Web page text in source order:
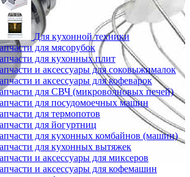
Для кухонной техники
для мясорубок
для кухонных плит
и аксессуары для соковыжималок
и аксессуары для кофеварок
для СВЧ (микроволновых печей)
для посудомоечных машин
для термопотов
для йогуртниц
для кухонных комбайнов (машин)
для кухонных вытяжек
и аксессуары для миксеров
и аксессуары для кофемашин